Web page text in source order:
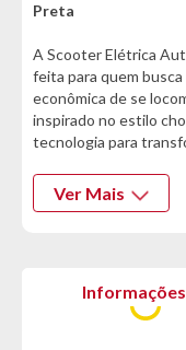
Preta
A Scooter Elétrica
feita para quem
econômica de se
inspirado no estilo
tecnologia para
Equipada com motor
Características
Ver Mais
Informações